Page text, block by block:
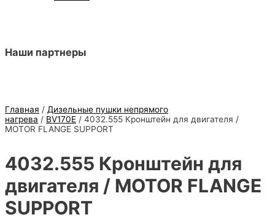
Наши партнеры
Главная / Дизельные пушки непрямого
нагрева / BV170E / 4032.555 Кронштейн для двигателя /
MOTOR FLANGE SUPPORT
4032.555 Кронштейн для
двигателя / MOTOR FLANGE
SUPPORT